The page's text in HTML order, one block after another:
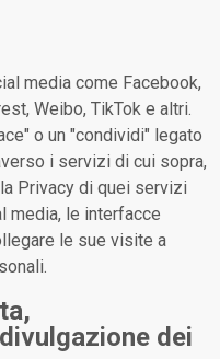
media come Facebook,
Weibo, TikTok e altri.
o un "condividi" legato
i servizi di cui sopra,
Privacy di quei servizi
media, le interfacce
le sue visite a
dei